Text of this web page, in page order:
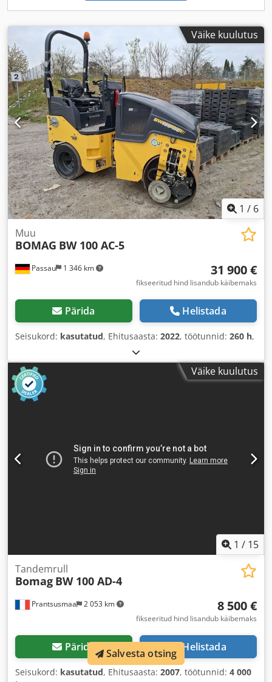
Väike kuulutus
1 / 6
Passau 1 346 km
Muu
BOMAG BW 100 AC-5
31 900 €
fikseeritud hind lisandub käibemaks
Pärida Helistada
Seisukord: kasutatud, Ehitusaasta: 2022, töötunnid: 260 h,
Väike kuulutus
1 / 15
Prantsusmaa 2 053 km
Tandemrull
Bomag BW 100 AD-4
8 500 €
fikseeritud hind lisandub käibemaks
Pärida Helistada
Seisukord: kasutatud, Ehitusaasta: 2007, töötunnid: 4 000
Salvesta otsing